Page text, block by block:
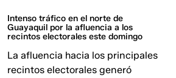
Intenso tráfico en el norte de
Guayaquil por la afluencia a los
recintos electorales este domingo
La afluencia hacia los principales
recintos electorales generó